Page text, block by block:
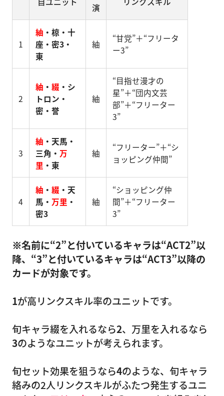
演
1
紬 ・椋・十
座・密3・
東
紬
“甘党”＋“フリータ
ー3”
2
紬 ・ 綴 ・シ
トロン・
密・誉
紬
“目指せ漫才の
星”＋“団内文芸
部”＋“フリーター
3”
3
紬 ・天馬・
三角・ 万
里 ・東
紬
“フリーター”＋“シ
ョッピング仲間”
4
紬 ・ 綴 ・天
馬・ 万里 ・
密3
紬
“ショッピング仲
間”＋“フリーター
3”
※名前に“2”と付いているキャラは“ACT2”以
降、“3”と付いているキャラは“ACT3”以降の
カードが対象です。
1が高リンクスキル率のユニットです。
旬キャラ綴を入れるなら2、万里を入れるなら
3のようなユニットが考えられます。
旬セット効果を狙うなら4のような、旬キャラ
絡みの2人リンクスキルがふたつ発生するユニ